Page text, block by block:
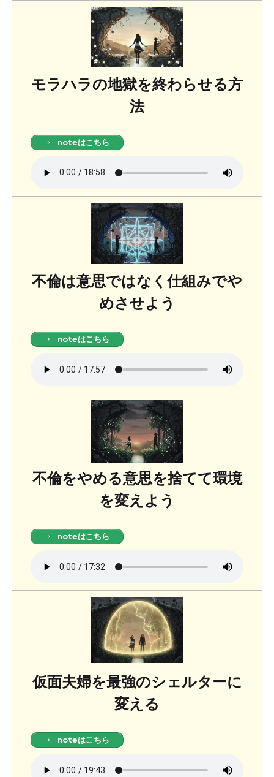
モラハラの地獄を終わらせる方
法
noteはこちら
不倫は意思ではなく仕組みでや
めさせよう
noteはこちら
不倫をやめる意思を捨てて環境
を変えよう
noteはこちら
仮面夫婦を最強のシェルターに
変える
noteはこちら